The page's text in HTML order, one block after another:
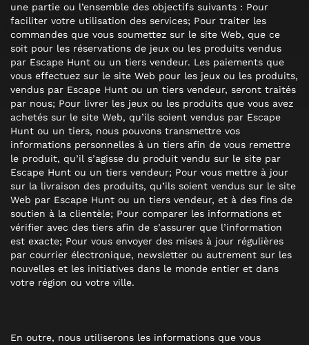
une partie ou l’ensemble des objectifs suivants : Pour
faciliter votre utilisation des services; Pour traiter les
commandes que vous soumettez sur le site Web, que ce
soit pour les réservations de jeux ou les produits vendus
par Escape Hunt ou un tiers vendeur. Les paiements que
vous effectuez sur le site Web pour les jeux ou les produits,
vendus par Escape Hunt ou un tiers vendeur, seront traités
par nous; Pour livrer les jeux ou les produits que vous avez
achetés sur le site Web, qu’ils soient vendus par Escape
Hunt ou un tiers, nous pouvons transmettre vos
informations personnelles à un tiers afin de vous remettre
le produit, qu’il s’agisse du produit vendu sur le site par
Escape Hunt ou un tiers vendeur; Pour vous mettre à jour
sur la livraison des produits, qu’ils soient vendus sur le site
Web par Escape Hunt ou un tiers vendeur, et à des fins de
soutien à la clientèle; Pour comparer les informations et
vérifier avec des tiers afin de s’assurer que l’information
est exacte; Pour vous envoyer des mises à jour régulières
par courrier électronique, newsletter ou autrement sur les
nouvelles et les initiatives dans le monde entier et dans
votre région ou votre ville.
En outre, nous utiliserons les informations que vous